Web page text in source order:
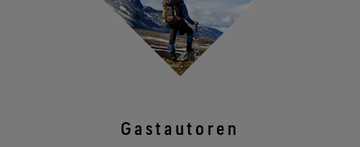
Gastautoren